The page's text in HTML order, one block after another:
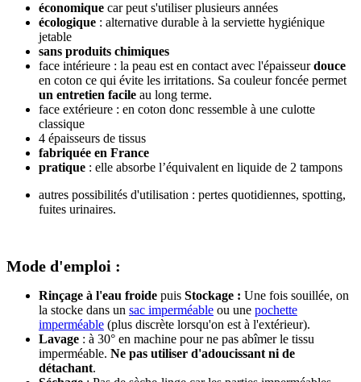
économique car peut s'utiliser plusieurs années
écologique : alternative durable à la serviette hygiénique
jetable
sans produits chimiques
face intérieure : la peau est en contact avec l'épaisseurdouce
en coton ce qui évite les irritations. Sa couleur foncée permet
un entretien facile au long terme.
face extérieure : en coton donc ressemble à une culotte
classique
4 épaisseurs de tissus
fabriquée en France
pratique : elle absorbe l’équivalent en liquide de 2 tampons
autres possibilités d'utilisation : pertes quotidiennes, spotting,
fuites urinaires.
Mode d'emploi :
Rinçage à l'eau froide puis Stockage : Une fois souillée, on
la stocke dans un sac imperméable ou une pochette
imperméable (plus discrète lorsqu'on est à l'extérieur).
Lavage : à 30° en machine pour ne pas abîmer le tissu
imperméable. Ne pas utiliser d'adoucissant ni de
détachant.